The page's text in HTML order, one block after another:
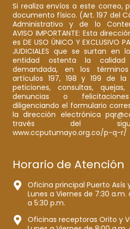
Si realiza envíos a este correo,
documento físico. (Art. 197 del
Administrativo y de lo
AVISO IMPORTANTE: Esta
es DE USO ÚNICO Y EXCLUSIVO
JUDICIALES que se surtan en
entidad ostenta la
demandada, en los
artículos 197, 198 y 199 de la
peticiones, consultas,
denuncias o
diligenciando el formulario
la dirección electrónica
través del
www.ccputumayo.org.co/p-q-r/
Horario de Atención
Oficina principal Puerto Asís
Lunes a Viernes de 7:30 a.m.
a 5:30 p.m.
Oficinas receptoras Orito y